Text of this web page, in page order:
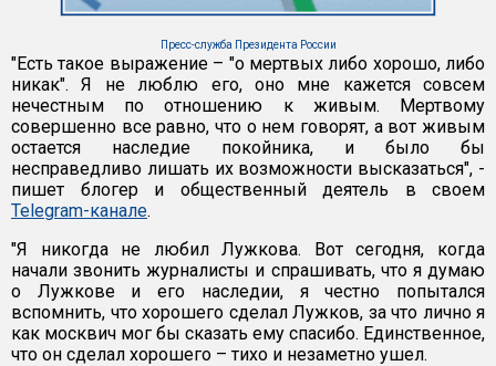
Пресс-служба Президента России
"Есть такое выражение – "о мертвых либо хорошо, либо
никак". Я не люблю его, оно мне кажется совсем
нечестным по отношению к живым. Мертвому
совершенно все равно, что о нем говорят, а вот живым
остается наследие покойника, и было бы
несправедливо лишать их возможности высказаться", -
пишет блогер и общественный деятель в своем
Telegram-канале.
"Я никогда не любил Лужкова. Вот сегодня, когда
начали звонить журналисты и спрашивать, что я думаю
о Лужкове и его наследии, я честно попытался
вспомнить, что хорошего сделал Лужков, за что лично я
как москвич мог бы сказать ему спасибо. Единственное,
что он сделал хорошего – тихо и незаметно ушел.